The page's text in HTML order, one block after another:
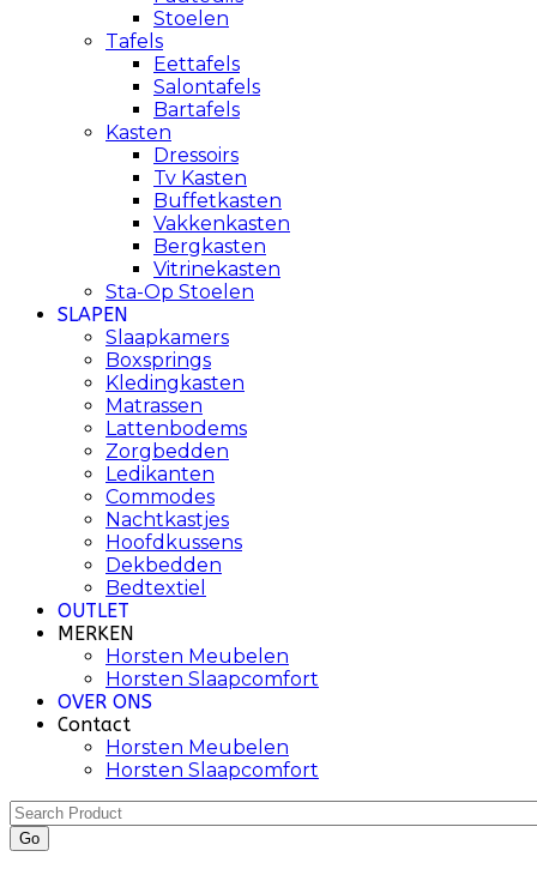
Stoelen
Tafels
Eettafels
Salontafels
Bartafels
Kasten
Dressoirs
Tv Kasten
Buffetkasten
Vakkenkasten
Bergkasten
Vitrinekasten
Sta-Op Stoelen
SLAPEN
Slaapkamers
Boxsprings
Kledingkasten
Matrassen
Lattenbodems
Zorgbedden
Ledikanten
Commodes
Nachtkastjes
Hoofdkussens
Dekbedden
Bedtextiel
OUTLET
MERKEN
Horsten Meubelen
Horsten Slaapcomfort
OVER ONS
Contact
Horsten Meubelen
Horsten Slaapcomfort